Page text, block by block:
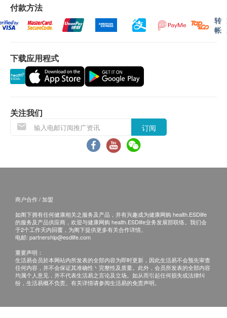
所有订单须视乎相关货品的供应情况再作最后确
认。 倘若健康网购health. ESDlife未能提供任何订
单上的货品，健康网购health. ESDlife有权拒绝接
客再作安排。
退换条款：
有损毁情况，一经确认签收，恕不接受退换。
退换产品必须包装完整，如退换之产品有任何残缺
或过期退回，供应商有权不受理。
如有其他损坏或遗漏查询，顾客必须保留有效收据
付款方法
转
帐
下载应用程式
关注我们
订阅
商户合作 / 加盟
如阁下拥有任何健康相关之服务及产品，并有兴趣成为健康网购 health.ESDlife
的服务及产品供应商，欢迎与健康网购 health.ESDlife业务发展部联络。我们会
于2个工作天内回覆，为阁下提供更多有关合作详情。
电邮: partnership@esdlife.com
重要声明：
生活易会员於本网站内所发表的全部内容为即时更新，因此生活易不会预先审查
任何内容，并不会保证其准确性丶完整性及质量。此外，会员所发表的全部内容
均属个人意见，并不代表生活易之言论及立场。如从而引起任何损失或法律纠
纷，生活易概不负责。有关详情请参阅生活易的免责声明。